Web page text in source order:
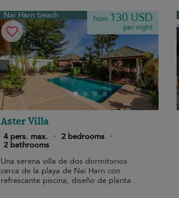
Nai Harn beach from 130 USD
per night
Aster Villa
4 pers. max. · 2 bedrooms ·
2 bathrooms
Una serena villa de dos dormitorios
cerca de la playa de Nai Harn con
refrescante piscina, diseño de planta
abierta y un ritmo de vacaciones